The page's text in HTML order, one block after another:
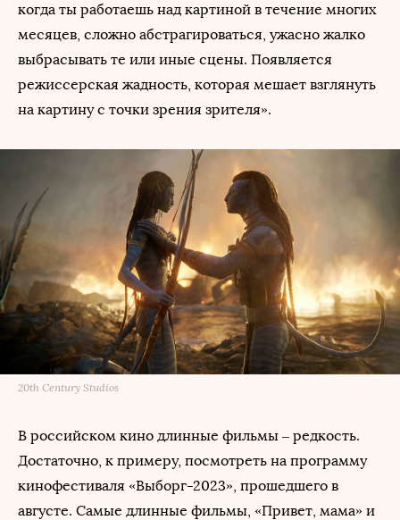
когда ты работаешь над картиной в течение многих
месяцев, сложно абстрагироваться, ужасно жалко
выбрасывать те или иные сцены. Появляется
режиссерская жадность, которая мешает взглянуть
на картину с точки зрения зрителя».
20th Century Studios
В российском кино длинные фильмы – редкость.
Достаточно, к примеру, посмотреть на программу
кинофестиваля «Выборг-2023», прошедшего в
августе. Самые длинные фильмы, «Привет, мама» и